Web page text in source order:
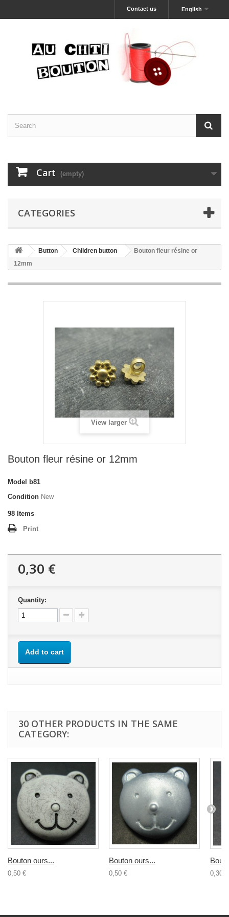
English
Contact us
Cart (empty)
CATEGORIES
Button Children button
Bouton fleur résine or
12mm
View larger
Bouton fleur résine or 12mm
Model
b81
Condition New
98 Items
Print
0,30 €
Quantity:
Add to cart
30 OTHER PRODUCTS IN THE SAME
CATEGORY:
Bouton ours...
0,50 €
Bouton ours...
0,50 € 0,30 €